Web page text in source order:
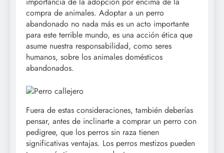
compra de animales. Adoptar a un perro
abandonado no nada más es un acto importante
para este terrible mundo, es una acción ética que
asume nuestra responsabilidad, como seres
humanos, sobre los animales domésticos
abandonados.
Fuera de estas consideraciones, también deberías
pensar, antes de inclinarte a comprar un perro con
pedigree, que los perros sin raza tienen
significativas ventajas. Los perros mestizos pueden